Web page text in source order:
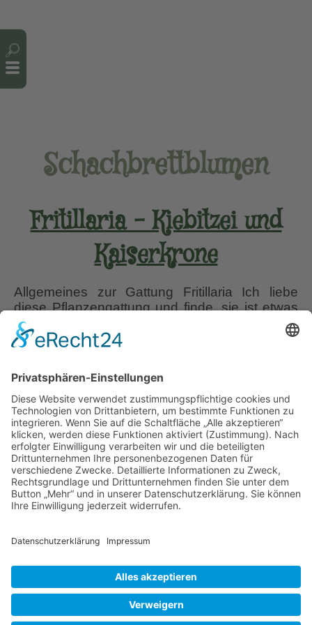
Schachbrettblumen
Fritillaria – Kiebitzei und
Kaiserkrone
Allgemeines zur Gattung Fritillaria Ich liebe
diese Pflanzengattung und finde, sie ist etwas
Besonderes für unsere Gärten. Leider habe ich
oft vermeintlich blühfaule Exemplare erwischt,
attraktive Fritillaria-Gattung hineingefuxt, damit
Euch solche Rückschläge erspart bleiben und
Ihr erfahrt, warum bei Euch,…Fritillaria
–
Kiebitzei
und
Kaiserkrone
Liebe Leser! Ihr könnt euch per E-Mail
informieren lassen, wenn neue Artikel auf
Wurzerlsgarten erscheinen.Folgt dafür einfach
diesem Link und gebt dort eure E-Mailadresse
23. Februar 2024